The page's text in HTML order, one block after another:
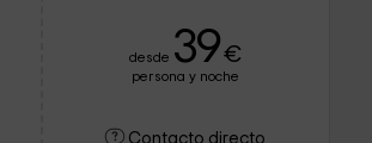
desde 39€
persona y noche
Contacto directo